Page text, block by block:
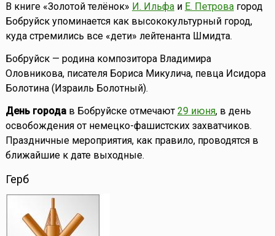
В книге «Золотой телёнок» И. Ильфаи Е. Петровагород
Бобруйск упоминается как высококультурный город,
куда стремились все «дети» лейтенанта Шмидта.
Бобруйск — родина композитора Владимира
Оловникова, писателя Бориса Микулича, певца Исидора
Болотина (Израиль Болотный).
День города в Бобруйске отмечают 29 июня, в день
освобождения от немецко-фашистских захватчиков.
Праздничные мероприятия, как правило, проводятся в
ближайшие к дате выходные.
Герб